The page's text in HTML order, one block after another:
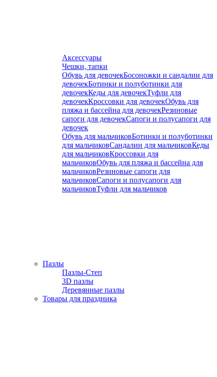
Аксессуары
Чешки, тапки
Обувь для девочекБосоножки и сандалии для
девочекБотинки и полуботинки для
девочекКеды для девочекТуфли для
девочекКроссовки для девочекОбувь для
пляжа и бассейна для девочекРезиновые
сапоги для девочекСапоги и полусапоги для
девочек
Обувь для мальчиковБотинки и полуботинки
для мальчиковСандалии для мальчиковКеды
для мальчиковКроссовки для
мальчиковОбувь для пляжа и бассейна для
мальчиковРезиновые сапоги для
мальчиковСапоги и полусапоги для
мальчиковТуфли для мальчиков
Пазлы
Пазлы-Степ
3D пазлы
Деревянные пазлы
Товары для праздника